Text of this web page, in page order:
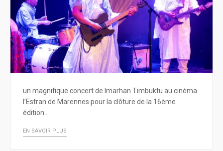
un magnifique concert de Imarhan Timbuktu au cinéma
l’Estran de Marennes pour la clôture de la 16ème
édition…
EN SAVOIR PLUS